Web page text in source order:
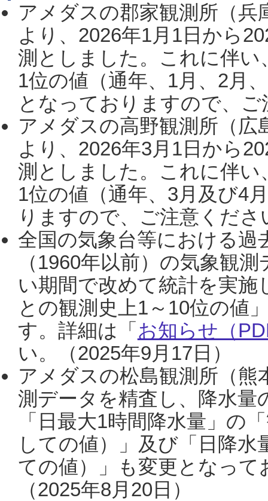
アメダスの郡家観測所（
より、2026年1月1日から
測としました。これに伴い
1位の値（通年、1月、2月
となっておりますので、
アメダスの高野観測所（
より、2026年3月1日から
測としました。これに伴い
1位の値（通年、3月及び4
りますので、ご注意くだ
全国の気象台等における過
（1960年以前）の気象観
い期間で改めて統計を実
との観測史上1～10位の値
す。詳細は「 お知らせ（
い。（2025年9月17日）
アメダスの松島観測所（熊
測データを精査し、降水
「日最大1時間降水量」の
しての値）」及び「日降
ての値）」も変更となっ
（2025年8月20日）